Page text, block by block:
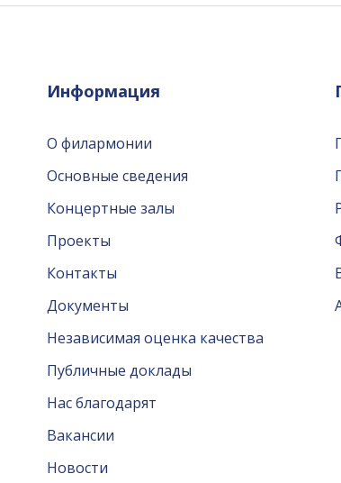
Информация
О филармонии
Основные сведения
Концертные залы
Проекты
Контакты
Документы
Независимая оценка качества
Публичные доклады
Нас благодарят
Вакансии
Новости